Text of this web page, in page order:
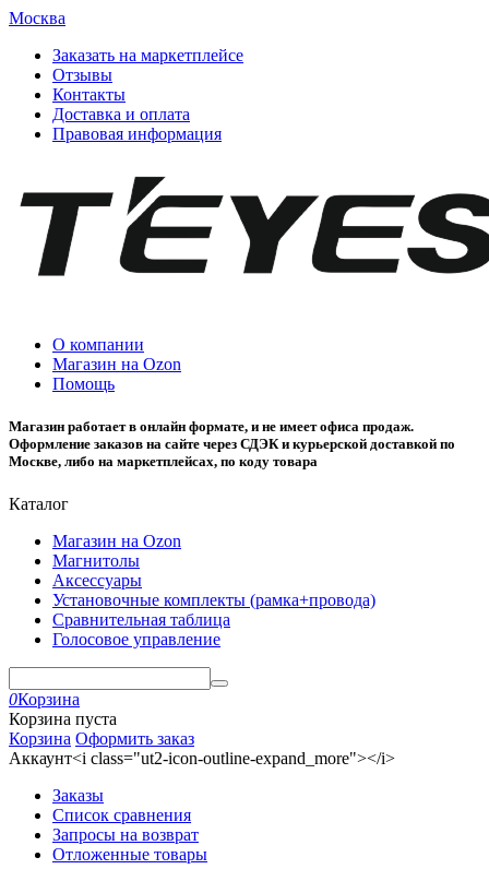
Москва
Заказать на маркетплейсе
Отзывы
Контакты
Доставка и оплата
Правовая информация
О компании
Магазин на Ozon
Помощь
Магазин работает в онлайн формате, и не имеет офиса продаж.
Оформление заказов на сайте через СДЭК и курьерской доставкой по
Москве, либо на маркетплейсах, по коду товара
Каталог
Магазин на Ozon
Магнитолы
Аксессуары
Установочные комплекты (рамка+провода)
Сравнительная таблица
Голосовое управление
0Корзина
Корзина пуста
Корзина Оформить заказ
Аккаунт<i class="ut2-icon-outline-expand_more"></i>
Заказы
Список сравнения
Запросы на возврат
Отложенные товары